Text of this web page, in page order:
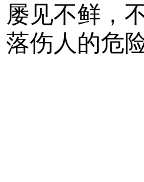
屡见不鲜，
落伤人的危险